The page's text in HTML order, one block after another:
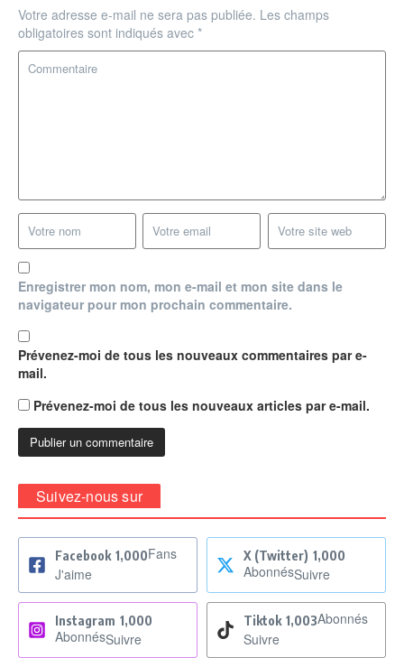
Votre adresse e-mail ne sera pas publiée. Les champs
obligatoires sont indiqués avec *
Enregistrer mon nom, mon e-mail et mon site dans le
navigateur pour mon prochain commentaire.
Prévenez-moi de tous les nouveaux commentaires par e-
mail.
Prévenez-moi de tous les nouveaux articles par e-mail.
Suivez-nous sur
Facebook 1,000Fans
J'aime
X (Twitter) 1,000
AbonnésSuivre
Instagram 1,000
AbonnésSuivre
Tiktok 1,003Abonnés
Suivre